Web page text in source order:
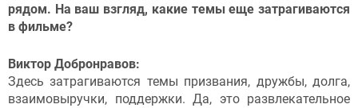
рядом. На ваш взгляд, какие темы еще затрагиваются
в фильме?
Виктор Добронравов:
Здесь затрагиваются темы призвания, дружбы, долга,
взаимовыручки, поддержки. Да, это развлекательное